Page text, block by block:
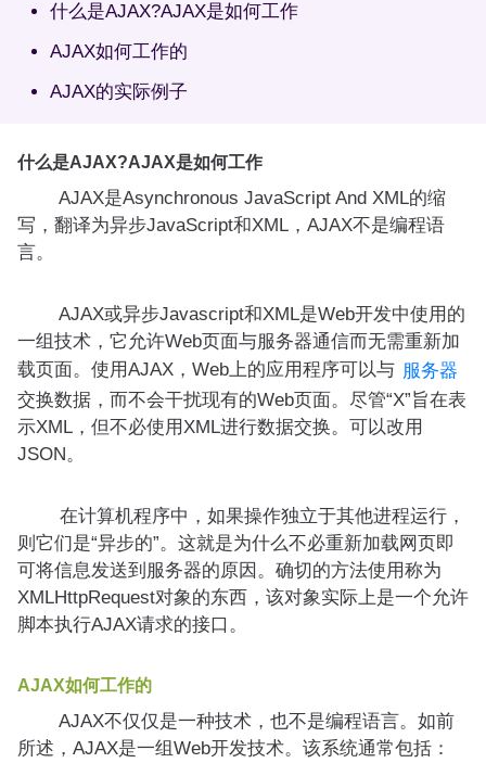
什么是AJAX?AJAX是如何工作
AJAX如何工作的
AJAX的实际例子
什么是AJAX?AJAX是如何工作
AJAX是Asynchronous JavaScript And XML的缩
写，翻译为异步JavaScript和XML，AJAX不是编程语
言。
AJAX或异步Javascript和XML是Web开发中使用的
一组技术，它允许Web页面与服务器通信而无需重新加
载页面。使用AJAX，Web上的应用程序可以与 服务器
交换数据，而不会干扰现有的Web页面。尽管“X”旨在表
示XML，但不必使用XML进行数据交换。可以改用
JSON。
在计算机程序中，如果操作独立于其他进程运行，
则它们是“异步的”。这就是为什么不必重新加载网页即
可将信息发送到服务器的原因。确切的方法使用称为
XMLHttpRequest对象的东西，该对象实际上是一个允许
脚本执行AJAX请求的接口。
AJAX如何工作的
AJAX不仅仅是一种技术，也不是编程语言。如前
所述，AJAX是一组Web开发技术。该系统通常包括：